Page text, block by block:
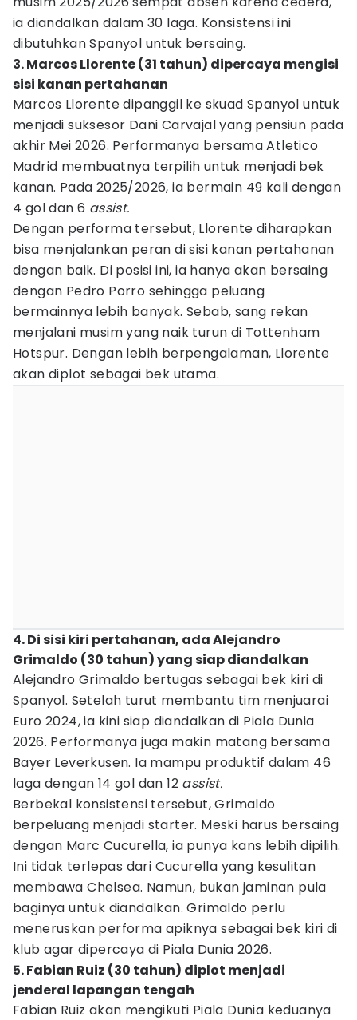
ia diandalkan dalam 30 laga. Konsistensi ini
dibutuhkan Spanyol untuk bersaing.
3. Marcos Llorente (31 tahun) dipercaya mengisi
sisi kanan pertahanan
Marcos Llorente dipanggil ke skuad Spanyol untuk
menjadi suksesor Dani Carvajal yang pensiun pada
akhir Mei 2026. Performanya bersama Atletico
Madrid membuatnya terpilih untuk menjadi bek
kanan. Pada 2025/2026, ia bermain 49 kali dengan
4 gol dan 6 assist.
Dengan performa tersebut, Llorente diharapkan
bisa menjalankan peran di sisi kanan pertahanan
dengan baik. Di posisi ini, ia hanya akan bersaing
dengan Pedro Porro sehingga peluang
bermainnya lebih banyak. Sebab, sang rekan
menjalani musim yang naik turun di Tottenham
Hotspur. Dengan lebih berpengalaman, Llorente
akan diplot sebagai bek utama.
4. Di sisi kiri pertahanan, ada Alejandro
Grimaldo (30 tahun) yang siap diandalkan
Alejandro Grimaldo bertugas sebagai bek kiri di
Spanyol. Setelah turut membantu tim menjuarai
Euro 2024, ia kini siap diandalkan di Piala Dunia
2026. Performanya juga makin matang bersama
Bayer Leverkusen. Ia mampu produktif dalam 46
laga dengan 14 gol dan 12 assist.
Berbekal konsistensi tersebut, Grimaldo
berpeluang menjadi starter. Meski harus bersaing
dengan Marc Cucurella, ia punya kans lebih dipilih.
Ini tidak terlepas dari Cucurella yang kesulitan
membawa Chelsea. Namun, bukan jaminan pula
baginya untuk diandalkan. Grimaldo perlu
meneruskan performa apiknya sebagai bek kiri di
klub agar dipercaya di Piala Dunia 2026.
5. Fabian Ruiz (30 tahun) diplot menjadi
jenderal lapangan tengah
Fabian Ruiz akan mengikuti Piala Dunia keduanya